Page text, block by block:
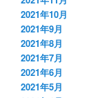
2021年10月
2021年9月
2021年8月
2021年7月
2021年6月
2021年5月